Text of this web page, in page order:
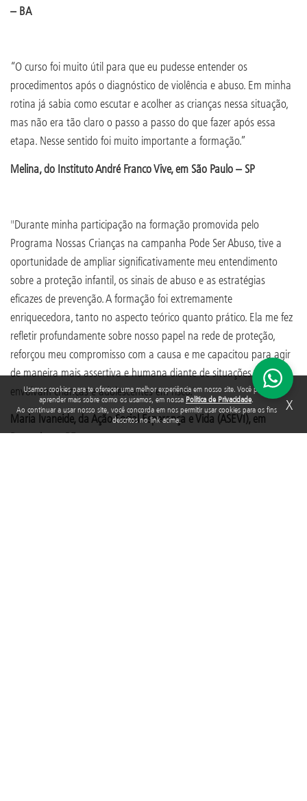
Usamos cookies para te oferecer uma melhor experiência em nosso site. Você pode
aprender mais sobre como os usamos, em nossa Política de Privacidade.
Ao continuar a usar nosso site, você concorda em nos permitir usar cookies para os fins
descritos no link acima.
X
– BA
“O curso foi muito útil para que eu pudesse entender os
procedimentos após o diagnóstico de violência e abuso. Em minha
rotina já sabia como escutar e acolher as crianças nessa situação,
mas não era tão claro o passo a passo do que fazer após essa
etapa. Nesse sentido foi muito importante a formação.”
Melina, do Instituto André Franco Vive, em São Paulo – SP
"Durante minha participação na formação promovida pelo
Programa Nossas Crianças na campanha Pode Ser Abuso, tive a
oportunidade de ampliar significativamente meu entendimento
sobre a proteção infantil, os sinais de abuso e as estratégias
eficazes de prevenção. A formação foi extremamente
enriquecedora, tanto no aspecto teórico quanto prático. Ela me fez
refletir profundamente sobre nosso papel na rede de proteção,
reforçou meu compromisso com a causa e me capacitou para agir
de maneira mais assertiva e humana diante de situações que
envolvam crianças e adolescentes em risco."
Maria Ivaneide, da Ação Social Esperança e Vida (ASEVI), em
Pesqueira – PE